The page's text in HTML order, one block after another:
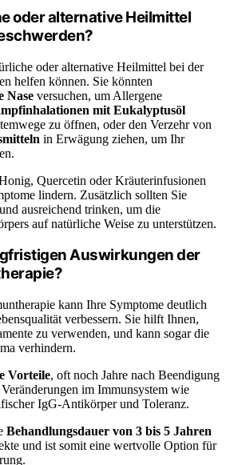
oder alternative Heilmittel
oder alternative Heilmittel bei der
helfen können. Sie könnten
Nase versuchen, um Allergene
mit Eukalyptusöl
zu öffnen, oder den Verzehr von
in Erwägung ziehen, um Ihr
Quercetin oder Kräuterinfusionen
lindern. Zusätzlich sollten Sie
ausreichend trinken, um die
auf natürliche Weise zu unterstützen.
Auswirkungen der
kann Ihre Symptome deutlich
verbessern. Sie hilft Ihnen,
zu verwenden, und kann sogar die
verhindern.
Vorteile, oft noch Jahre nach Beendigung
im Immunsystem wie
IgG-Antikörper und Toleranz.
Behandlungsdauer von 3 bis 5 Jahren
und ist somit eine wertvolle Option für